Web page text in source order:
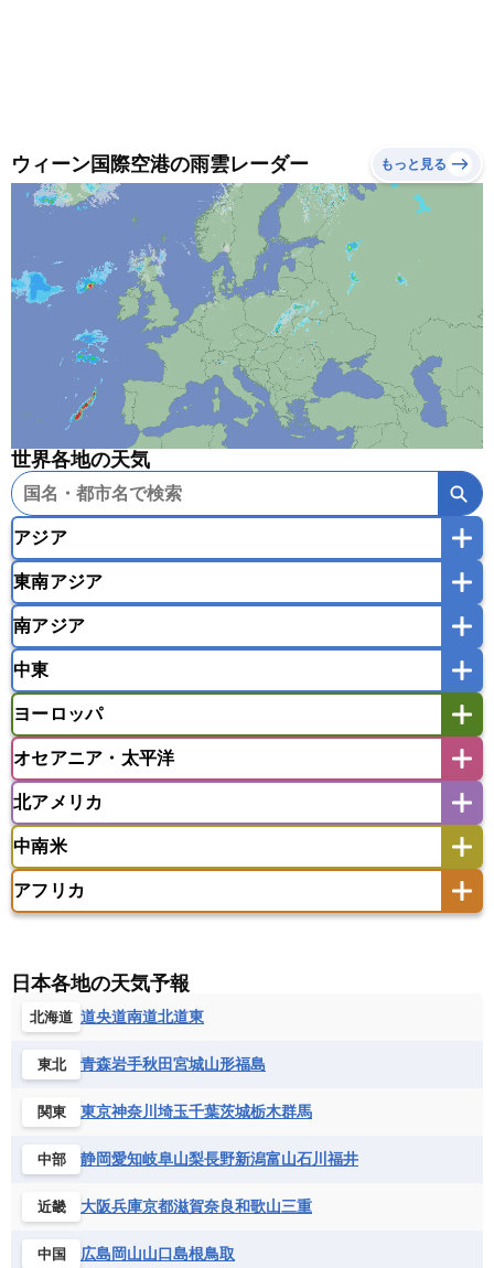
ウィーン国際空港の雨雲レーダー もっと見る
世界各地の天気
アジア
韓国
モンゴル
東南アジア
インドネシア
マレーシア
ミャンマー
ラオス人民民主共和国
東ティモール民主共和国
南アジア
バングラデシュ
モルディブ
中東
アフガニスタン
イスラエル
ウズベキスタン
オマーン
カザフスタン
カタール
キプロス
キルギス
タジキスタン
バーレーン
ヨルダン レバノン
ヨーロッパ
アイスランド
アゼルバイジャン
イギリス
イタリア
ウクライナ
エストニア
オランダ
オーストリア
ギリシャ
スロバキア
スロベニア共和国
チェコ
デンマーク
フランス
ベルギー
ボスニア・ヘルツェゴビナ
モナコ公国
モルドバ
モンテネグロ
ラトビア
リトアニア
リヒテンシュタイン
オセアニア・太平洋
アメリカ領サモア
サモア独立国
ソロモン諸島
タヒチ
ツバル
トンガ ナウル共和国
ニウエ
バヌアツ
パプアニューギニア
ワリス・フテュナ
北アメリカ
バーミューダ諸島
中南米
アメリカ領バージン諸島
キューバ
グアテマラ
グレナダ
ケイマン諸島
コロンビア
ジャマイカ
セントクリストファー・ネービス
セントビンセント及びグレナディーン諸島
セントルシア
チリ
トリニダード・トバゴ
ドミニカ共和国
ニカラグア共和国
ハイチ共和国
バルバドス
パナマ
アフリカ
エジプト
エスワティニ王国
エリトリア国
カメルーン
ギニアビサウ共和国
ケニア
コンゴ共和国
コンゴ民主共和国
コートジボワール
サントメ・プリンシペ民主共和国
ザンビア共和国
シエラレオネ共和国
ジブチ共和国
ジンバブエ
セントヘレナ諸島
セーシェル
日本各地の天気予報
北海道 道央道南道北道東
東北 青森岩手秋田宮城山形福島
関東 東京神奈川 埼玉千葉茨城栃木群馬
中部 静岡愛知岐阜山梨長野新潟富山石川 福井
近畿 大阪兵庫京都滋賀奈良和歌山三重
中国 広島岡山山口島根鳥取